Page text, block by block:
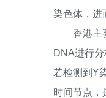
染色体，进
香港主要
DNA进行
若检测到Y
时间节点，